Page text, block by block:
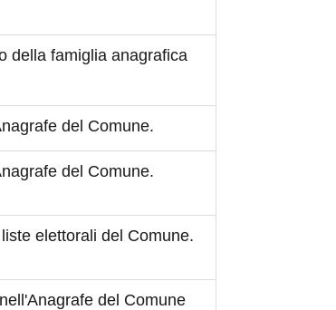
della famiglia anagrafica
del Comune.
del Comune.
elettorali del Comune.
del Comune